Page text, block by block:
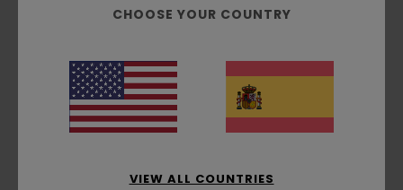
basado en2 reseñas verificadas desde noviembre
Comodidad
CHOOSE YOUR COUNTRY
VIEW ALL COUNTRIES